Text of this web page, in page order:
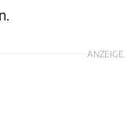
ANZEIGE